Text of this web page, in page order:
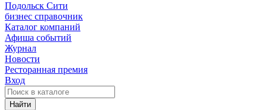
Подольск Сити
бизнес справочник
Каталог компаний
Афиша событий
Журнал
Новости
Ресторанная премия
Вход
Найти